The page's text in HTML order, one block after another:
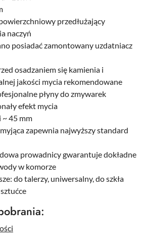
przedłużający
naczyń
posiadać zamontowany uzdatniacz
osadzaniem się kamienia i
jakości mycia rekomendowane
płyny do zmywarek
efekt mycia
~ 45 mm
zapewnia najwyższy standard
prowadnicy gwarantuje dokładne
w komorze
do talerzy, uniwersalny, do szkła